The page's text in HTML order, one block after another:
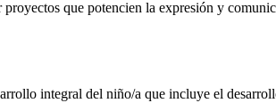
que potencien la expresión y
integral del niño/a que incluye el